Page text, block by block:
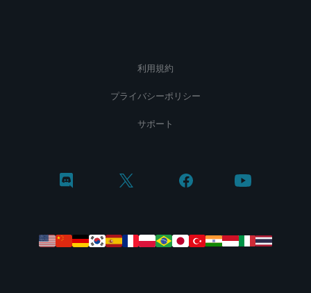
利用規約
プライバシーポリシー
サポート